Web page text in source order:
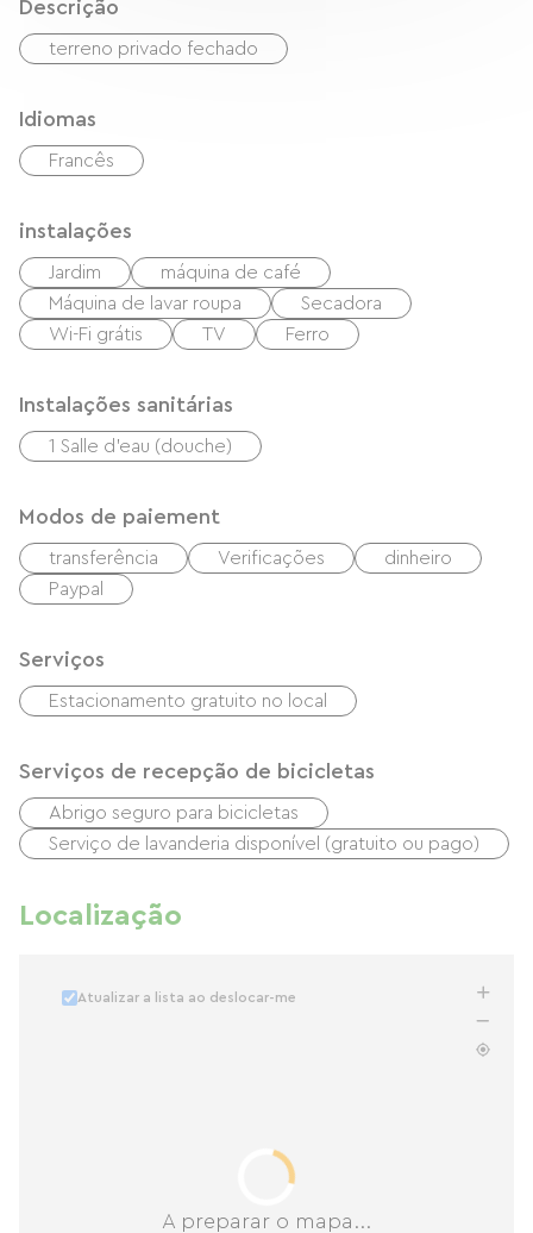
Descrição
terreno privado fechado
Idiomas
Francês
instalações
Jardim
máquina de café
Máquina de lavar roupa
Secadora
Wi-Fi grátis
TV Ferro
Instalações sanitárias
1 Salle d'eau (douche)
Modos de paiement
transferência Verificações
dinheiro
Paypal
Serviços
Estacionamento gratuito no local
Serviços de recepção de bicicletas
Abrigo seguro para bicicletas
Serviço de lavanderia disponível (gratuito ou pago)
Localização
A preparar o mapa...
Atualizar a lista ao deslocar-me